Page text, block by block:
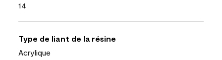
14
Type de liant de la résine
Acrylique